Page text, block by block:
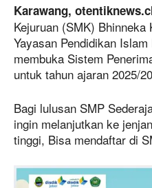
Karawang,
Kejuruan (SMK) Bhinneka
Yayasan Pendidikan
membuka Sistem
untuk tahun ajaran 2025/
Bagi lulusan SMP
ingin melanjutkan ke
tinggi, Bisa mendaftar di